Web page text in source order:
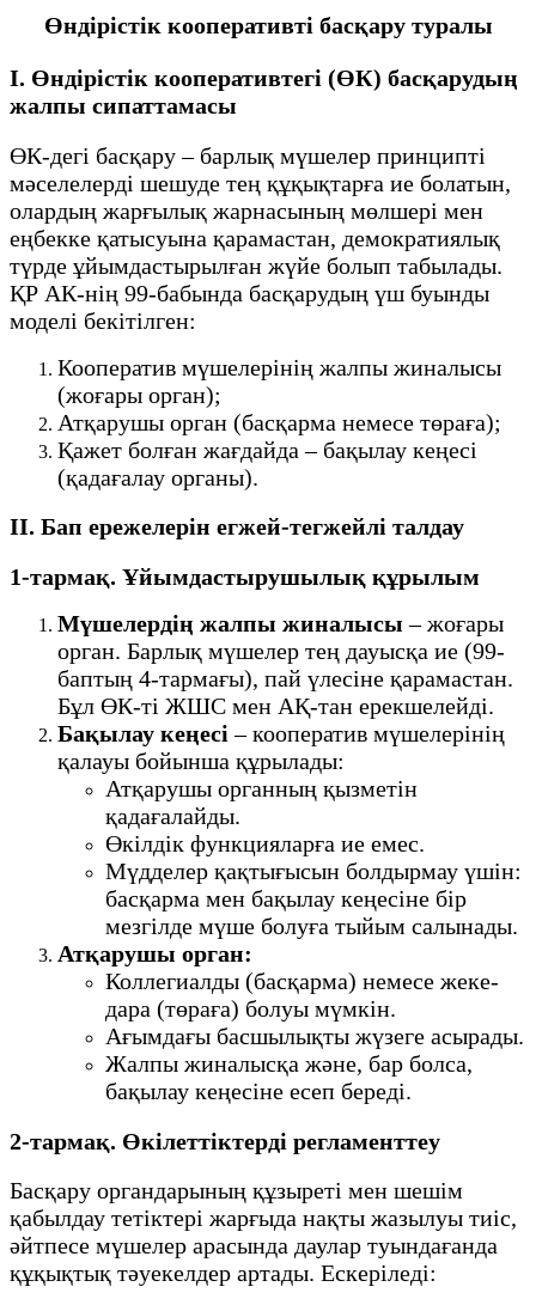
Өндірістік кооперативті басқару туралы
I. Өндірістік кооперативтегі (ӨК) басқарудың
жалпы сипаттамасы
ӨК-дегі басқару – барлық мүшелер принципті
мәселелерді шешуде тең құқықтарға ие болатын,
олардың жарғылық жарнасының мөлшері мен
еңбекке қатысуына қарамастан, демократиялық
түрде ұйымдастырылған жүйе болып табылады.
ҚР АК-нің 99-бабында басқарудың үш буынды
моделі бекітілген:
Кооператив мүшелерінің жалпы жиналысы
(жоғары орган);
Атқарушы орган (басқарма немесе төраға);
Қажет болған жағдайда – бақылау кеңесі
(қадағалау органы).
II. Бап ережелерін егжей-тегжейлі талдау
1-тармақ. Ұйымдастырушылық құрылым
Мүшелердің жалпы жиналысы – жоғары
орган. Барлық мүшелер тең дауысқа ие (99-
баптың 4-тармағы), пай үлесіне қарамастан.
Бұл ӨК-ті ЖШС мен АҚ-тан ерекшелейді.
Бақылау кеңесі – кооператив мүшелерінің
қалауы бойынша құрылады:
Атқарушы органның қызметін
қадағалайды.
Өкілдік функцияларға ие емес.
Мүдделер қақтығысын болдырмау үшін:
басқарма мен бақылау кеңесіне бір
мезгілде мүше болуға тыйым салынады.
Атқарушы орган:
Коллегиалды (басқарма) немесе жеке-
дара (төраға) болуы мүмкін.
Ағымдағы басшылықты жүзеге асырады.
Жалпы жиналысқа және, бар болса,
бақылау кеңесіне есеп береді.
2-тармақ. Өкілеттіктерді регламенттеу
Басқару органдарының құзыреті мен шешім
қабылдау тетіктері жарғыда нақты жазылуы тиіс,
әйтпесе мүшелер арасында даулар туындағанда
құқықтық тәуекелдер артады. Ескеріледі: